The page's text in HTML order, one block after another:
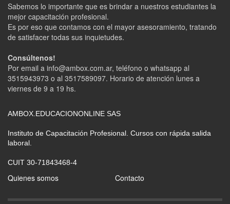
Sabemos lo importante que es brindar a nuestros estudiantes la
mejor capacitación profesional.
Es por eso que contamos con el mayor asesoramiento, tratando
de satisfacer todas sus inquietudes.
Consúltenos!
Por email a info@ambox.com.ar, teléfono o whatsapp al
3515943973 o al 3517589097. Horario de atención lunes a
viernes de 9 a 19 hs.
AMBOX.EDUCACIONONLINE SAS
Instituto de Capacitación Profesional. Cursos con rápida salida
laboral.
CUIT 30-71843468-4
Quienes somos Contacto